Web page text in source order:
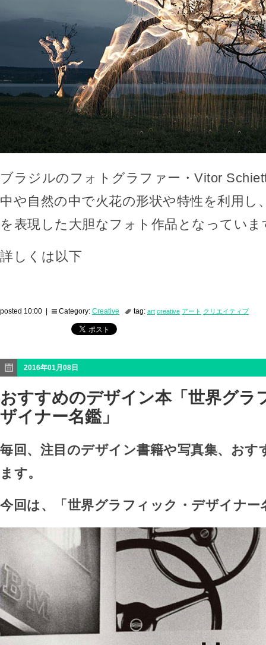
ブラジルのフォトグラファー・Vitor
中や自然の中で火花の形状や特性を利用し
を表現した大胆なフォト作品となっていま
詳しくは以下
posted 10:00 | Category: Creative tag: art creative アート クリエイティブ
2016年01月08日
おすすめのデザイン本「世界グラ
ザイナー名鑑」
毎回、注目のデザイン書籍や写真集、おす
ます。
今回は、「世界グラフィック・デザイナー